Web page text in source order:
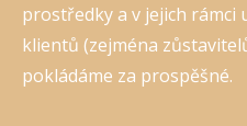
prostředky a v jejich rámci
klientů (zejména
pokládáme za prospěšné.